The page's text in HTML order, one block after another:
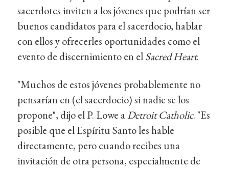
sacerdotes inviten a los jóvenes que podrían ser
buenos candidatos para el sacerdocio, hablar
con ellos y ofrecerles oportunidades como el
evento de discernimiento en elSacred Heart.
"Muchos de estos jóvenes probablemente no
pensarían en (el sacerdocio) si nadie se los
propone", dijo el P. Lowe aDetroit Catholic. "Es
posible que el Espíritu Santo les hable
directamente, pero cuando recibes una
invitación de otra persona, especialmente de